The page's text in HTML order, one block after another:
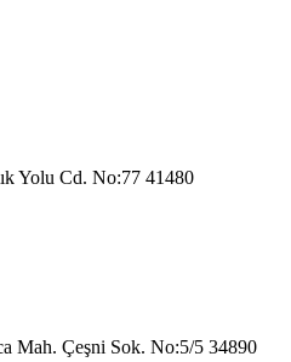
Yolu Cd. No:77 41480
Mah. Çeşni Sok. No:5/5 34890